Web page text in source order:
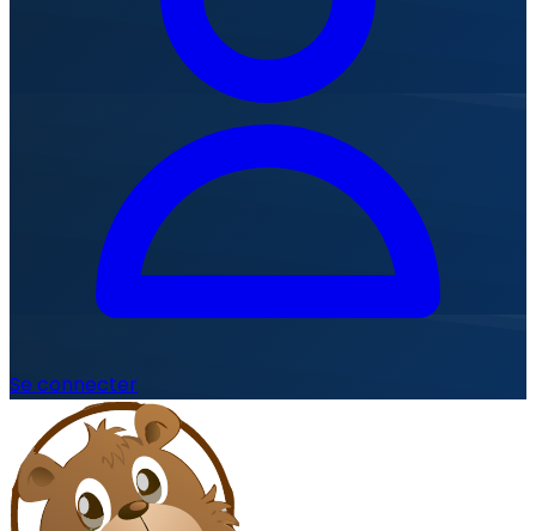
Se connecter